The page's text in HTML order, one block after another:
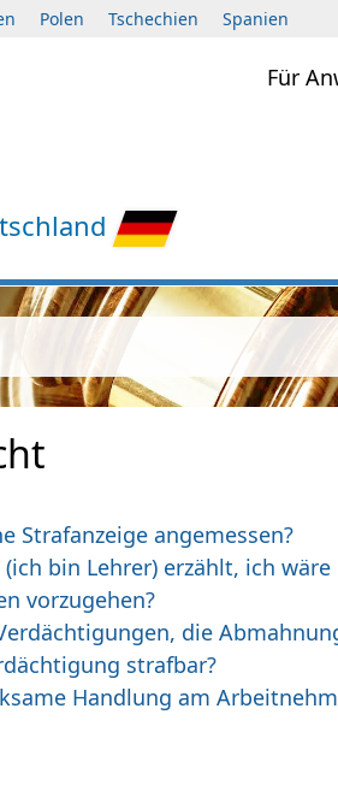
Polen Tschechien Spanien
Für
Strafanzeige angemessen?
bin Lehrer) erzählt, ich
vorzugehen?
die
strafbar?
Handlung am